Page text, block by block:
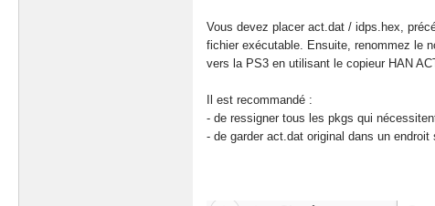
Vous devez placer act.dat / idps.hex,
fichier exécutable. Ensuite, renommez le
vers la PS3 en utilisant le copieur HAN
Il est recommandé :
- de ressigner tous les pkgs qui
- de garder act.dat original dans un endroit